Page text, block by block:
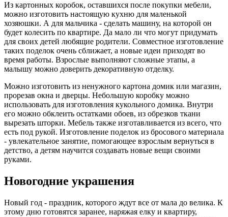
Из картонных коробок, оставшихся после покупки мебели,
можно изготовить настоящую кухню для маленькой
хозяюшки. А для мальчика - сделать машину, на которой он
будет колесить по квартире. Да мало ли что могут придумать
для своих детей любящие родители. Совместное изготовление
таких поделок очень сближает, а новые идеи приходят во
время работы. Взрослые выполняют сложные этапы, а
малышу можно доверить декоративную отделку.
Можно изготовить из ненужного картона домик или магазин,
прорезав окна и дверцы. Небольшую коробку можно
использовать для изготовления кукольного домика. Внутри
его можно обклеить остатками обоев, из обрезков ткани
вырезать шторки. Мебель также изготавливается из всего, что
есть под рукой. Изготовление поделок из бросового материала
- увлекательное занятие, помогающее взрослым вернуться в
детство, а детям научится создавать новые вещи своими
руками.
Новогодние украшения
Новый год - праздник, которого ждут все от мала до велика. К
этому дню готовятся заранее, наряжая елку и квартиру,